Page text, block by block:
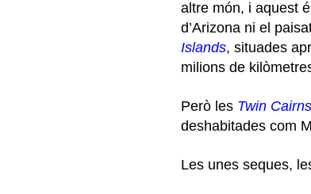
altre món, i aquest
d’Arizona ni el
Islands, situades
milions de
Però les Twin Cairns
deshabitades com
Les unes seques,